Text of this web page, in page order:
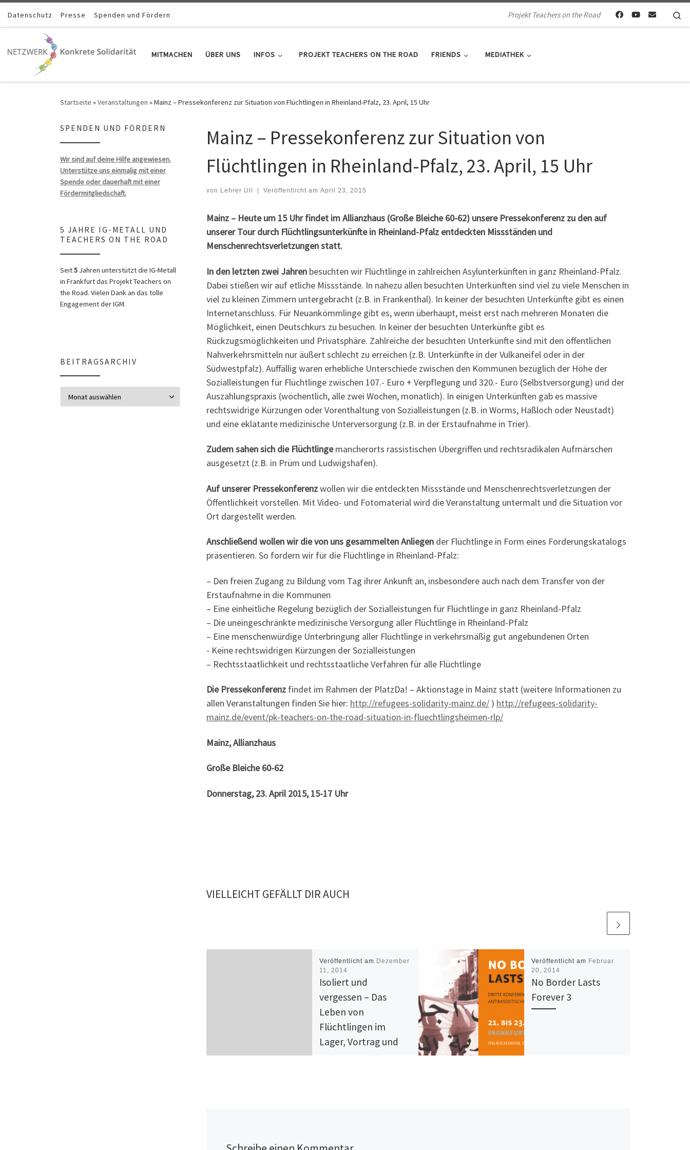
Zum Inhalt springen
Datenschutz Presse Spenden und Fördern Projekt Teachers on the Road
MITMACHEN ÜBER UNS INFOS PROJEKT TEACHERS ON THE ROAD FRIENDS MEDIATHEK
Startseite »Veranstaltungen »Mainz – Pressekonferenz zur Situation von Flüchtlingen in Rheinland-Pfalz, 23. April, 15 Uhr
Mainz – Pressekonferenz zur Situation von
Flüchtlingen in Rheinland-Pfalz, 23. April, 15 Uhr
von Lehrer Uli Veröffentlicht am April 23, 2015
Mainz – Heute um 15 Uhr findet im Allianzhaus (Große Bleiche 60-62) unsere Pressekonferenz zu den auf
unserer Tour durch Flüchtlingsunterkünfte in Rheinland-Pfalz entdeckten Missständen und
Menschenrechtsverletzungen statt.
In den letzten zwei Jahren besuchten wir Flüchtlinge in zahlreichen Asylunterkünften in ganz Rheinland-Pfalz.
Dabei stießen wir auf etliche Missstände. In nahezu allen besuchten Unterkünften sind viel zu viele Menschen in
viel zu kleinen Zimmern untergebracht (z.B. in Frankenthal). In keiner der besuchten Unterkünfte gibt es einen
Internetanschluss. Für Neuankömmlinge gibt es, wenn überhaupt, meist erst nach mehreren Monaten die
Möglichkeit, einen Deutschkurs zu besuchen. In keiner der besuchten Unterkünfte gibt es
Rückzugsmöglichkeiten und Privatsphäre. Zahlreiche der besuchten Unterkünfte sind mit den öffentlichen
Nahverkehrsmitteln nur äußert schlecht zu erreichen (z.B. Unterkünfte in der Vulkaneifel oder in der
Südwestpfalz). Auffällig waren erhebliche Unterschiede zwischen den Kommunen bezüglich der Höhe der
Sozialleistungen für Flüchtlinge zwischen 107.- Euro + Verpflegung und 320.- Euro (Selbstversorgung) und der
Auszahlungspraxis (wöchentlich, alle zwei Wochen, monatlich). In einigen Unterkünften gab es massive
rechtswidrige Kürzungen oder Vorenthaltung von Sozialleistungen (z.B. in Worms, Haßloch oder Neustadt)
und eine eklatante medizinische Unterversorgung (z.B. in der Erstaufnahme in Trier).
Zudem sahen sich die Flüchtlingemancherorts rassistischen Übergriffen und rechtsradikalen Aufmärschen
ausgesetzt (z.B. in Prüm und Ludwigshafen).
Auf unserer Pressekonferenzwollen wir die entdeckten Missstände und Menschenrechtsverletzungen der
Öffentlichkeit vorstellen. Mit Video- und Fotomaterial wird die Veranstaltung untermalt und die Situation vor
Ort dargestellt werden.
Anschließend wollen wir die von uns gesammelten Anliegen der Flüchtlinge in Form eines Forderungskatalogs
präsentieren. So fordern wir für die Flüchtlinge in Rheinland-Pfalz:
– Den freien Zugang zu Bildung vom Tag ihrer Ankunft an, insbesondere auch nach dem Transfer von der
Erstaufnahme in die Kommunen
– Eine einheitliche Regelung bezüglich der Sozialleistungen für Flüchtlinge in ganz Rheinland-Pfalz
– Die uneingeschränkte medizinische Versorgung aller Flüchtlinge in Rheinland-Pfalz
– Eine menschenwürdige Unterbringung aller Flüchtlinge in verkehrsmäßig gut angebundenen Orten
-⁠ Keine rechtswidrigen Kürzungen der Sozialleistungen
– Rechtsstaatlichkeit und rechtsstaatliche Verfahren für alle Flüchtlinge
Die Pressekonferenz findet im Rahmen der PlatzDa! – Aktionstage in Mainz statt (weitere Informationen zu
allen Veranstaltungen finden Sie hier: http://refugees-solidarity-mainz.de/ ) http://refugees-solidarity-
mainz.de/event/pk-teachers-on-the-road-situation-in-fluechtlingsheimen-rlp/
Mainz, Allianzhaus
Große Bleiche 60-62
Donnerstag, 23. April 2015, 15-17 Uhr
VIELLEICHT GEFÄLLT DIR AUCH
Veröffentlicht am Dezember
11, 2014
Isoliert und
vergessen – Das
Leben von
Flüchtlingen im
Lager, Vortrag und
11. Dezember, 19 Uhr
Veröffentlicht am Februar
20, 2014
No Border Lasts
Forever 3
SPENDEN UND FÖRDERN
Wir sind auf deine Hilfe angewiesen.
Unterstütze uns einmalig mit einer
Spende oder dauerhaft mit einer
Fördermitgliedschaft.
5 JAHRE IG-METALL UND
TEACHERS ON THE ROAD
Seit5 Jahren unterstützt die IG-Metall
in Frankfurt das Projekt Teachers on
the Road. Vielen Dank an das tolle
Engagement der IGM.
BEITRAGSARCHIV